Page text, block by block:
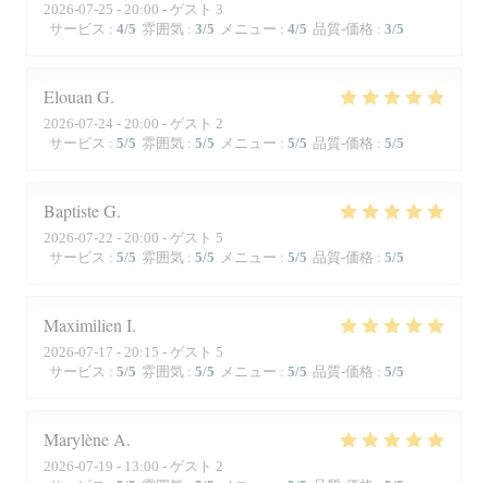
2026-07-25 - 20:00 - ゲスト 3
サービス : 4/5 雰囲気 : 3/5 メニュー : 4/5 品質-価格 : 3/5
Elouan G
2026-07-24 - 20:00 - ゲスト 2
サービス : 5/5 雰囲気 : 5/5 メニュー : 5/5 品質-価格 : 5/5
BaptisteG
2026-07-22 - 20:00 - ゲスト 5
サービス : 5/5 雰囲気 : 5/5 メニュー : 5/5 品質-価格 : 5/5
Maximilien I
2026-07-17 - 20:15 - ゲスト 5
サービス : 5/5 雰囲気 : 5/5 メニュー : 5/5 品質-価格 : 5/5
Marylène A
2026-07-19 - 13:00 - ゲスト 2